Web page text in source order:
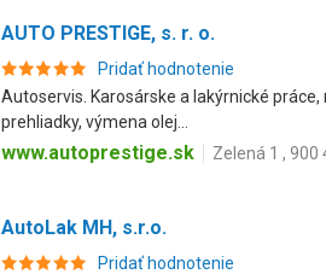
AUTO PRESTIGE, s. r. o.
Pridať hodnotenie
Autoservis. Karosárske a lakýrnické
prehliadky, výmena olej...
www.autoprestige.sk Zelená 1 , 900
AutoLak MH, s.r.o.
Pridať hodnotenie